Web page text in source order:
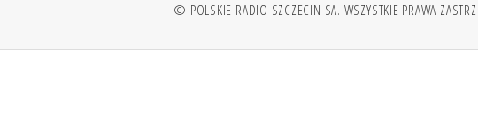
© POLSKIE RADIO SZCZECIN SA. WSZYSTKIE PRAWA